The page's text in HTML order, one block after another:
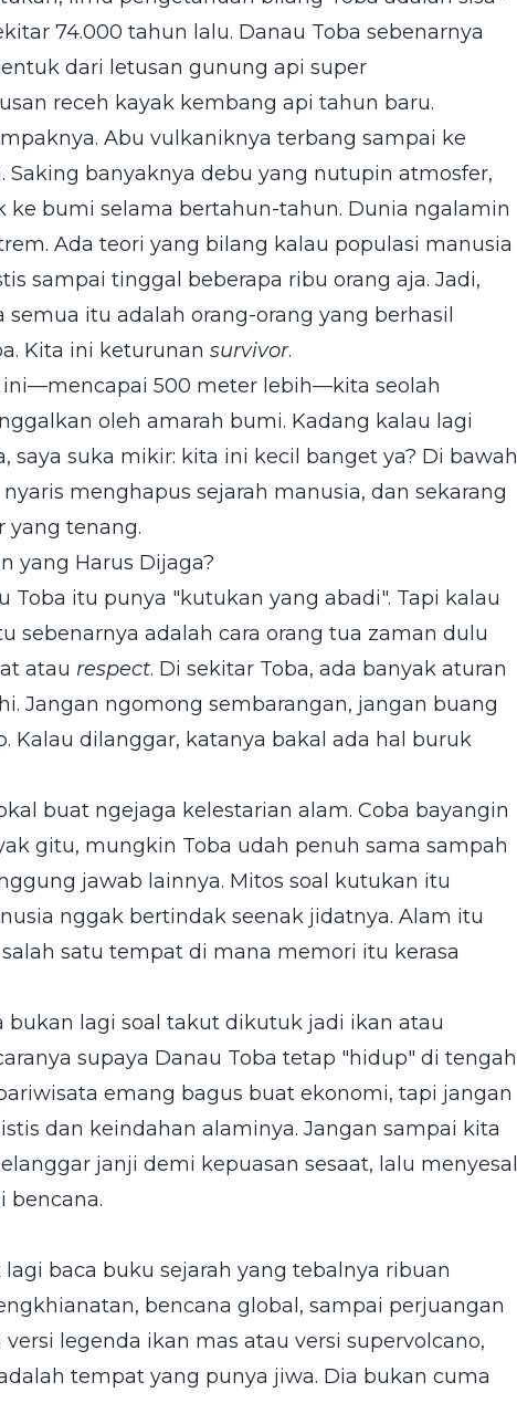
74.000 tahun lalu. Danau Toba sebenarnya
dari letusan gunung api super
receh kayak kembang api tahun baru.
Abu vulkaniknya terbang sampai ke
Saking banyaknya debu yang nutupin atmosfer,
ke bumi selama bertahun-tahun. Dunia ngalamin
Ada teori yang bilang kalau populasi manusia
sampai tinggal beberapa ribu orang aja. Jadi,
itu adalah orang-orang yang berhasil
Kita ini keturunan survivor.
500 meter lebih—kita seolah
oleh amarah bumi. Kadang kalau lagi
saya suka mikir: kita ini kecil banget ya? Di bawah
menghapus sejarah manusia, dan sekarang
yang tenang.
yang Harus Dijaga?
Toba itu punya "kutukan yang abadi". Tapi kalau
sebenarnya adalah cara orang tua zaman dulu
atau respect. Di sekitar Toba, ada banyak aturan
Jangan ngomong sembarangan, jangan buang
Kalau dilanggar, katanya bakal ada hal buruk
buat ngejaga kelestarian alam. Coba bayangin
gitu, mungkin Toba udah penuh sama sampah
jawab lainnya. Mitos soal kutukan itu
nggak bertindak seenak jidatnya. Alam itu
satu tempat di mana memori itu kerasa
bukan lagi soal takut dikutuk jadi ikan atau
supaya Danau Toba tetap "hidup" di tengah
emang bagus buat ekonomi, tapi jangan
dan keindahan alaminya. Jangan sampai kita
janji demi kepuasan sesaat, lalu menyesal
bencana.
baca buku sejarah yang tebalnya ribuan
bencana global, sampai perjuangan
legenda ikan mas atau versi supervolcano,
tempat yang punya jiwa. Dia bukan cuma